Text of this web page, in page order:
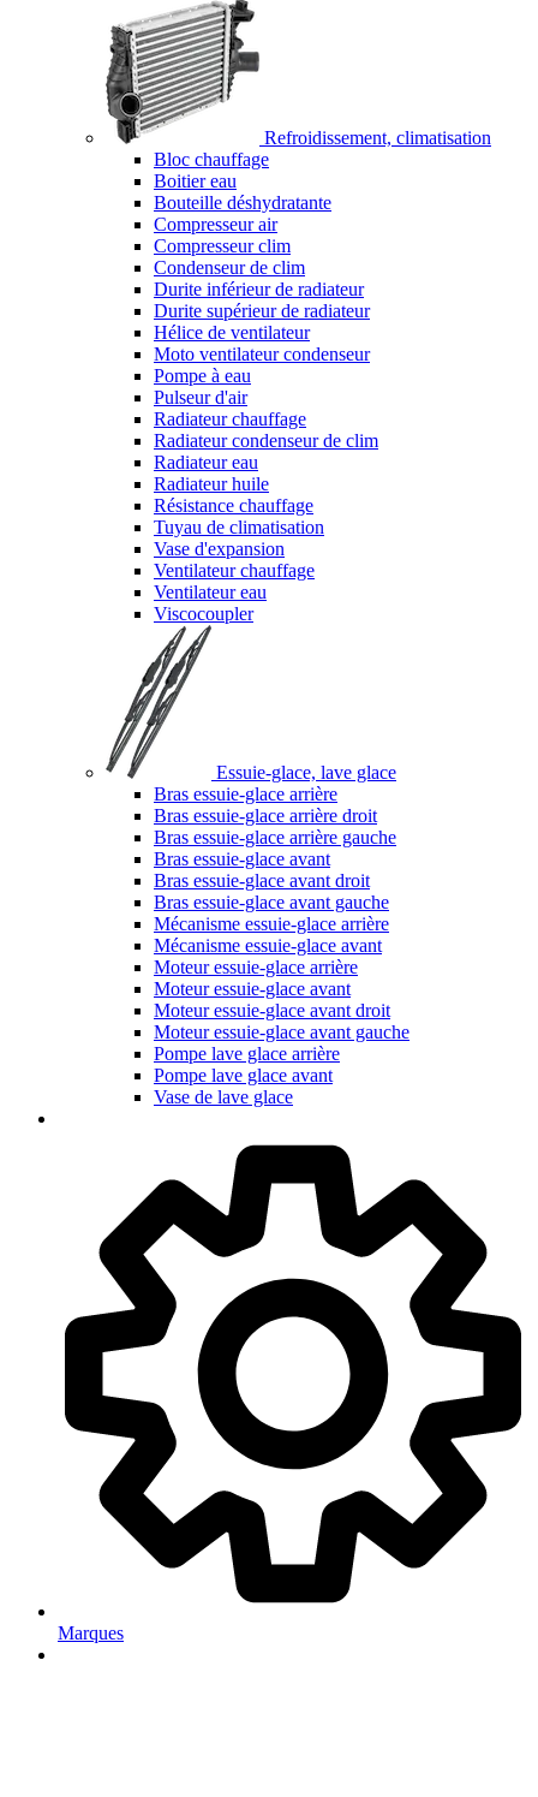
Refroidissement, climatisation
Bloc chauffage
Boitier eau
Bouteille déshydratante
Compresseur air
Compresseur clim
Condenseur de clim
Durite inférieur de radiateur
Durite supérieur de radiateur
Hélice de ventilateur
Moto ventilateur condenseur
Pompe à eau
Pulseur d'air
Radiateur chauffage
Radiateur condenseur de clim
Radiateur eau
Radiateur huile
Résistance chauffage
Tuyau de climatisation
Vase d'expansion
Ventilateur chauffage
Ventilateur eau
Viscocoupler
Essuie-glace, lave glace
Bras essuie-glace arrière
Bras essuie-glace arrière droit
Bras essuie-glace arrière gauche
Bras essuie-glace avant
Bras essuie-glace avant droit
Bras essuie-glace avant gauche
Mécanisme essuie-glace arrière
Mécanisme essuie-glace avant
Moteur essuie-glace arrière
Moteur essuie-glace avant
Moteur essuie-glace avant droit
Moteur essuie-glace avant gauche
Pompe lave glace arrière
Pompe lave glace avant
Vase de lave glace
Marques